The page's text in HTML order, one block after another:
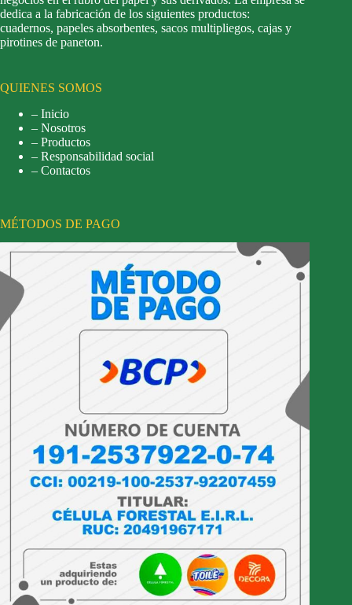
dedica a la fabricación de los siguientes productos:
cuadernos, papeles absorbentes, sacos multipliegos, cajas y
pirotines de paneton.
QUIENES SOMOS
– Inicio
– Nosotros
– Productos
– Responsabilidad social
– Contactos
MÉTODOS DE PAGO